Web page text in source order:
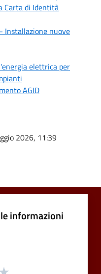
Carta di Identità
Installazione nuove
elettrica per
AGID
2026, 11:39
informazioni